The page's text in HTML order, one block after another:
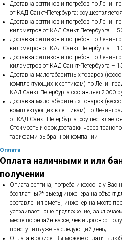
Доставка септиков и погребов по
от КАД Санкт-Петербурга;
Доставка септиков и погребов по
километров от КАД Санкт-Петербурга –
Доставка септиков и погребов по
километров от КАД Санкт-Петербурга –
Доставка септиков и погребов по
километров от КАД Санкт-Петербурга –
Доставка малогабаритных товаров
комплектующих к септикам) по
КАД Санкт-Петербурга составляет 2000
Доставка малогабаритных товаров
комплектующих к септикам) по
от КАД Санкт-Петербурга
Стоимость и срок доставки через
тарифами выбранной компании
Оплата
Оплата наличными и или
получении
Оплата септика, погреба и кессона у Вас
бесплатный* выезд инженера на объект
составления сметы, инженер на месте
устраивает наше предложение,
месте по онлайн-кассе, чек и договор
приступить уже на следующий день;
Оплата в офисе. Вы можете оплатить